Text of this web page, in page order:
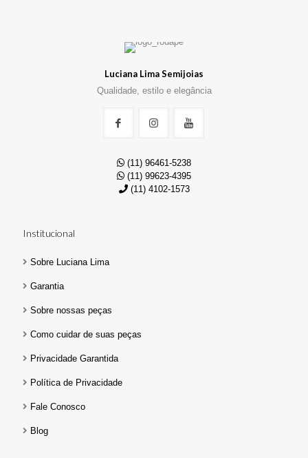
Luciana Lima Semijoias
Qualidade, estilo e elegância
(11) 96461-5238
(11) 99623-4395
(11) 4102-1573
Institucional
Sobre Luciana Lima
Garantia
Sobre nossas peças
Como cuidar de suas peças
Privacidade Garantida
Política de Privacidade
Fale Conosco
Blog